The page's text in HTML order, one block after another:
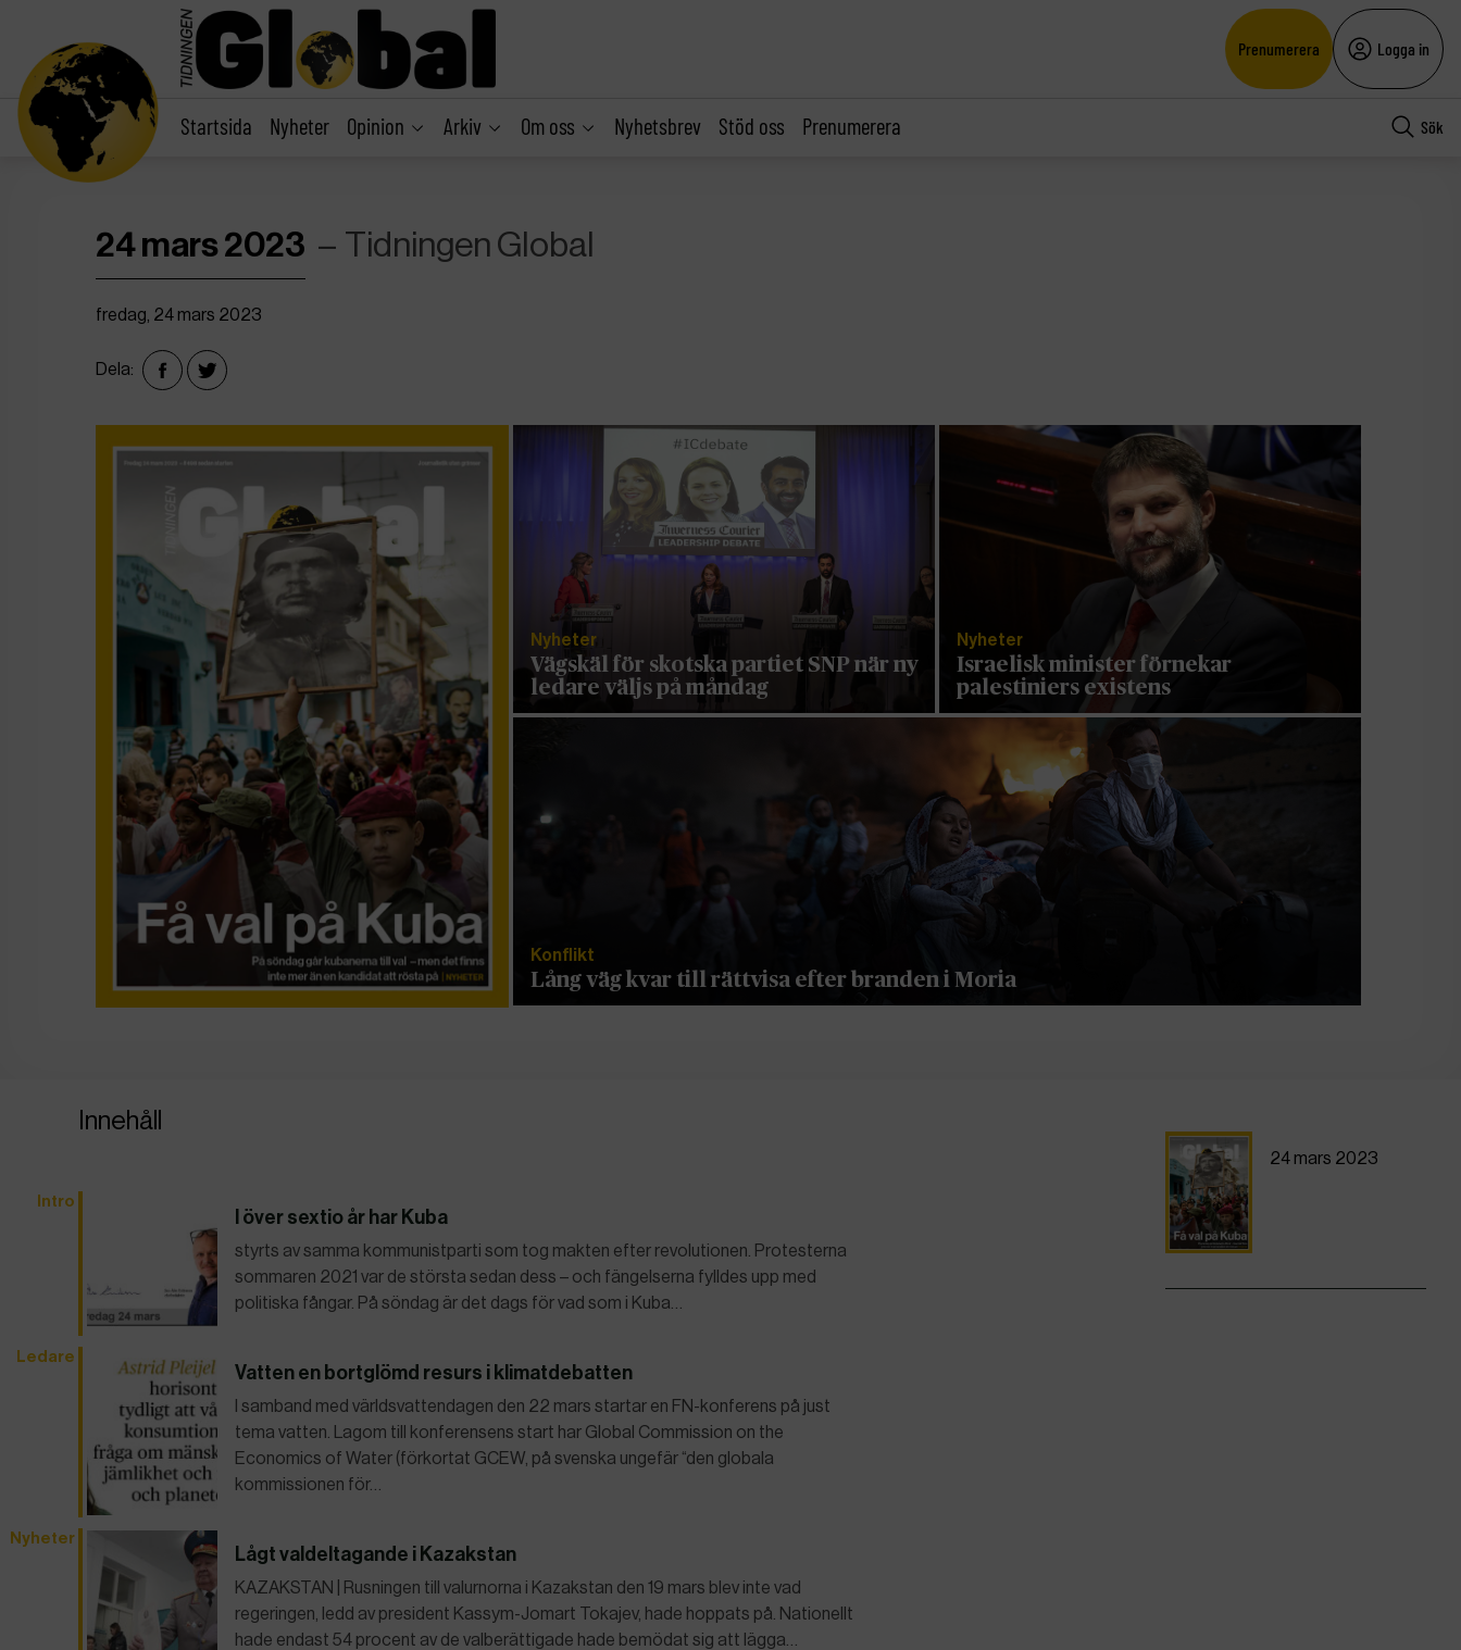
Prenumerera Logga in
Startsida Nyheter Opinion Arkiv Om oss Nyhetsbrev Stöd oss Prenumerera Sök
24 mars 2023 Tidningen Global
fredag, 24 mars 2023
Dela:
Nyheter
Vägskäl för skotska partiet SNP när ny
ledare väljs på måndag
Nyheter
Israelisk minister förnekar
palestiniers existens
Konflikt
Lång väg kvar till rättvisa efter branden i Moria
24 mars 2023
Innehåll
Intro
I över sextio år har Kuba
styrts av samma kommunistparti som tog makten efter revolutionen. Protesterna
sommaren 2021 var de största sedan dess – och fängelserna fylldes upp med
politiska fångar. På söndag är det dags för vad som i Kuba…
Ledare
Vatten en bortglömd resurs i klimatdebatten
I samband med världsvattendagen den 22 mars startar en FN-konferens på just
tema vatten. Lagom till konferensens start har Global Commission on the
Economics of Water (förkortat GCEW, på svenska ungefär “den globala
kommissionen för…
Nyheter
Lågt valdeltagande i Kazakstan
KAZAKSTAN | Rusningen till valurnorna i Kazakstan den 19 mars blev inte vad
regeringen, ledd av president Kassym-Jomart Tokajev, hade hoppats på. Nationellt
hade endast 54 procent av de valberättigade hade bemödat sig att lägga…